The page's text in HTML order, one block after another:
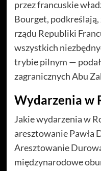
przez francuskie
Bourget, podkreślają,
rządu Republiki
wszystkich
trybie pilnym —
zagranicznych Abu
Wydarzenia w
Jakie wydarzenia w
aresztowanie Pawła
Aresztowanie
międzynarodowe